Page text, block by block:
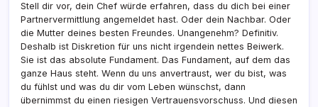
Stell dir vor, dein Chef würde erfahren, dass du dich bei einer
Partnervermittlung angemeldet hast. Oder dein Nachbar. Oder
die Mutter deines besten Freundes. Unangenehm? Definitiv.
Deshalb ist Diskretion für uns nicht irgendein nettes Beiwerk.
Sie ist das absolute Fundament. Das Fundament, auf dem das
ganze Haus steht. Wenn du uns anvertraust, wer du bist, was
du fühlst und was du dir vom Leben wünschst, dann
übernimmst du einen riesigen Vertrauensvorschuss. Und diesen